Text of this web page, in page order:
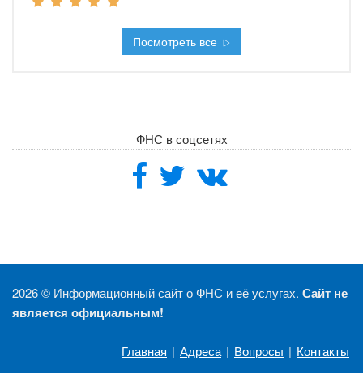
Посмотреть все
ФНС в соцсетях
2026 © Информационный сайт о ФНС и её услугах. Сайт не
является официальным!
Главная | Адреса | Вопросы | Контакты